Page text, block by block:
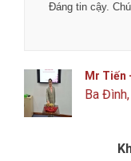
Đáng tin cậy.
Mr Tiến
Ba